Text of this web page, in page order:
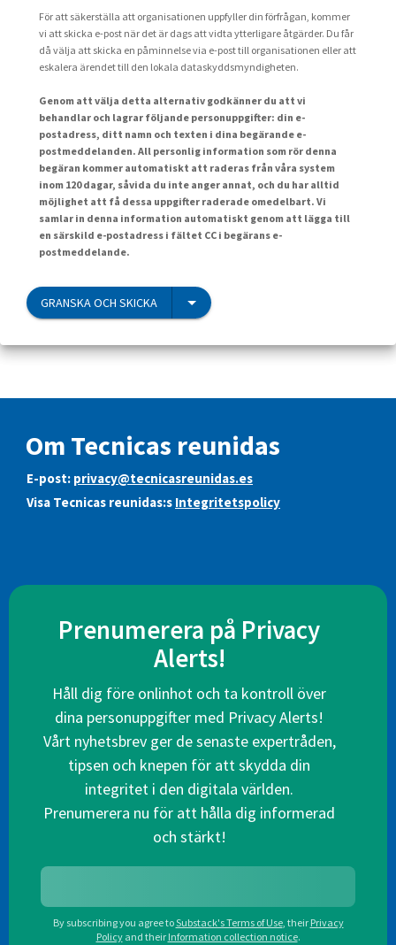
För att säkerställa att organisationen uppfyller din förfrågan, kommer
vi att skicka e-post när det är dags att vidta ytterligare åtgärder. Du får
då välja att skicka en påminnelse via e-post till organisationen eller att
eskalera ärendet till den lokala dataskyddsmyndigheten.
Genom att välja detta alternativ godkänner du att vi
behandlar och lagrar följande personuppgifter: din e-
postadress, ditt namn och texten i dina begärande e-
postmeddelanden. All personlig information som rör denna
begäran kommer automatiskt att raderas från våra system
inom 120 dagar, såvida du inte anger annat, och du har alltid
möjlighet att få dessa uppgifter raderade omedelbart. Vi
samlar in denna information automatiskt genom att lägga till
en särskild e-postadress i fältet CC i begärans e-
postmeddelande.
GRANSKA OCH SKICKA
Om Tecnicas reunidas
E-post: privacy@tecnicasreunidas.es
Visa Tecnicas reunidas:s Integritetspolicy
Prenumerera på Privacy
Alerts!
Håll dig före onlinhot och ta kontroll över
dina personuppgifter med Privacy Alerts!
Vårt nyhetsbrev ger de senaste expertråden,
tipsen och knepen för att skydda din
integritet i den digitala världen.
Prenumerera nu för att hålla dig informerad
och stärkt!
By subscribing you agree toSubstack's Terms of Use, their Privacy
Policy and their Information collection notice.